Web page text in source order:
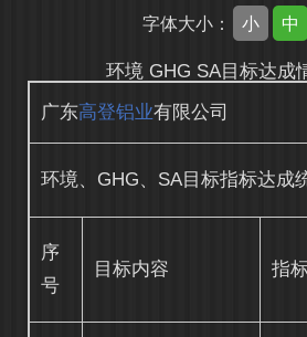
字体大小： 小 中
环境 GHG SA目标达成
广东高登铝业有限公司
环境、GHG、SA目标指标达成
序
号
目标内容 指